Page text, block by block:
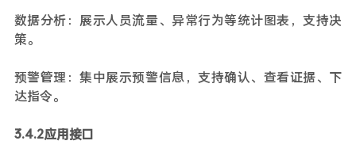
数据分析：展示人员流量、异常行为等统计图表，支持决
策。
预警管理：集中展示预警信息，支持确认、查看证据、下
达指令。
3.4.2应用接口